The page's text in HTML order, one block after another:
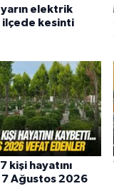
elektrik
ilçede kesinti
kişi hayatını
Ağustos 2026